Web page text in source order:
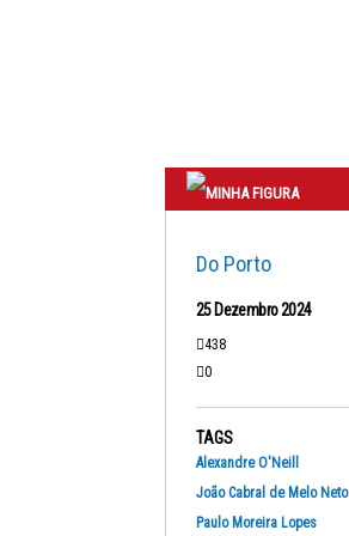
Do Porto
25 Dezembro 2024
438
0
TAGS
Alexandre O'Neill
João Cabral de Melo Neto
Paulo Moreira Lopes